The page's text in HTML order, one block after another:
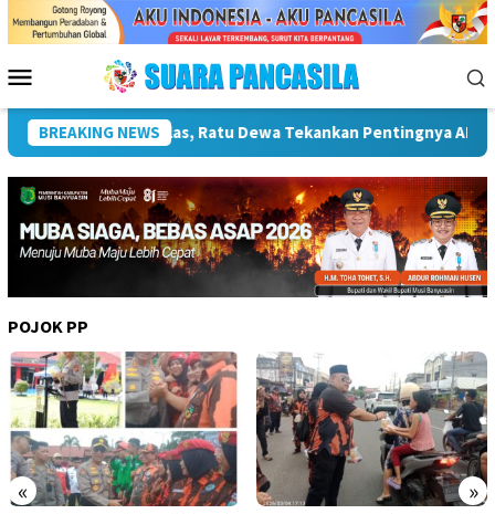
Menu
Mobile
BREAKING NEWS
Era Digital Pemkot Palembang Perkuat Program
POJOK PP
« »